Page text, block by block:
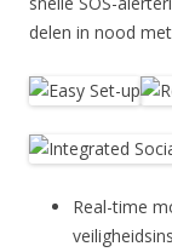
delen in nood
Real-time